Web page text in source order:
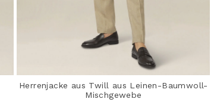
Herrenjacke aus Twill aus Leinen-Baumwoll-
Mischgewebe